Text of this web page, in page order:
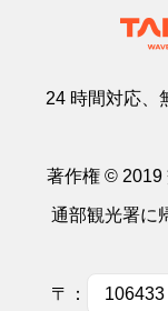
24 時間対応、
著作権 © 2019
通部観光署に
〒：